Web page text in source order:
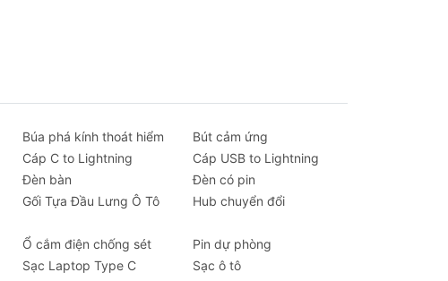
Búa phá kính thoát hiểm
Bút cảm ứng
Cáp C to Lightning
Cáp USB to Lightning
Đèn bàn
Đèn có pin
Gối Tựa Đầu Lưng Ô Tô Hub chuyển đổi
Ổ cắm điện chống sét
Pin dự phòng
Sạc Laptop Type C
Sạc ô tô